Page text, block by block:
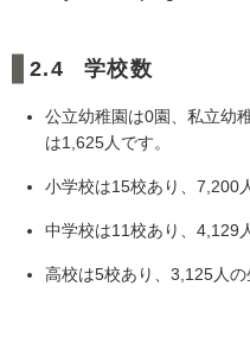
学校数
公立幼稚園は0園、私立幼
は1,625人です。
小学校は15校あり、7,200
中学校は11校あり、4,129
高校は5校あり、3,125人の